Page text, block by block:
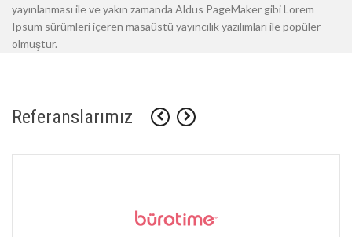
yayınlanması ile ve yakın zamanda Aldus PageMaker gibi Lorem
Ipsum sürümleri içeren masaüstü yayıncılık yazılımları ile popüler
olmuştur.
Referanslarımız